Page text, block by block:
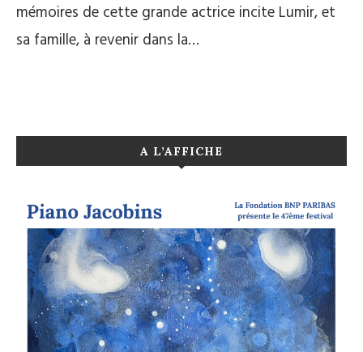
mémoires de cette grande actrice incite Lumir, et
sa famille, à revenir dans la…
A L’AFFICHE